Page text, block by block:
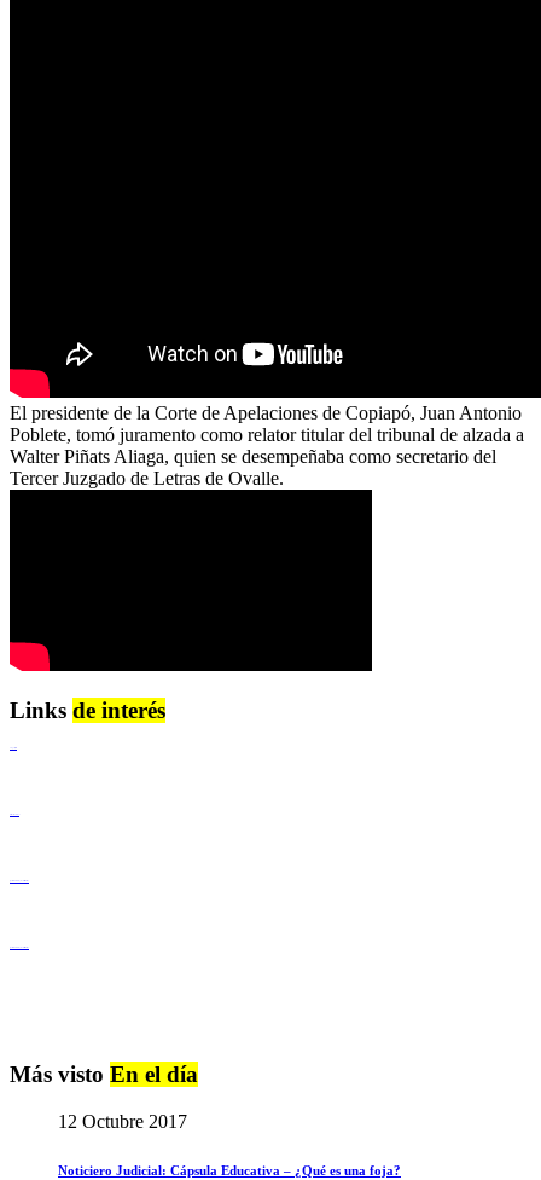
El presidente de la Corte de Apelaciones de Copiapó, Juan Antonio
Poblete, tomó juramento como relator titular del tribunal de alzada a
Walter Piñats Aliaga, quien se desempeñaba como secretario del
Tercer Juzgado de Letras de Ovalle.
Links de interés
Más visto En el día
12 Octubre 2017
Noticiero Judicial: Cápsula Educativa – ¿Qué es una foja?